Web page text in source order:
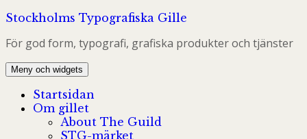
Hoppa
innehåll
Stockholms Typografiska Gille
För god form, typografi, grafiska produkter och tjänster
Meny och widgets
Startsidan
Om gillet
About The Guild
STG-märket